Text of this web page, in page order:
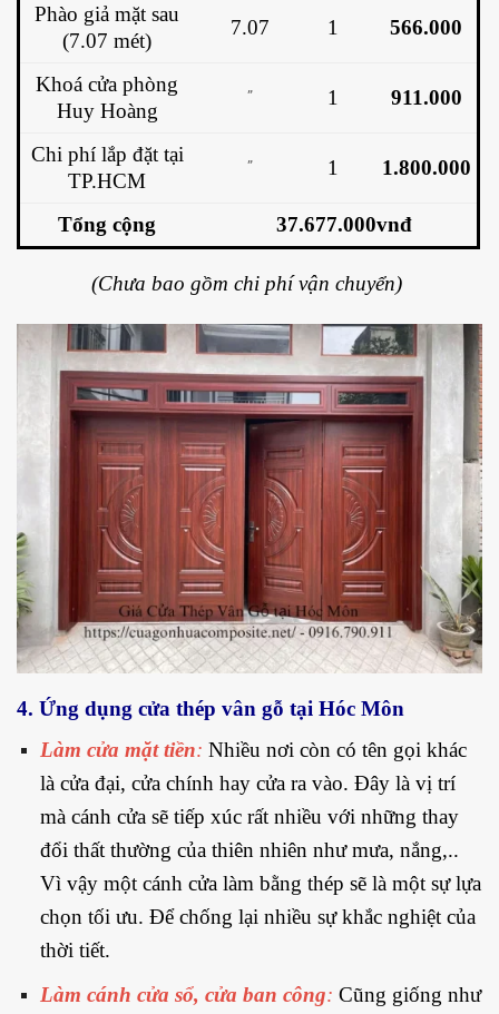
Phào giả mặt sau
(7.07 mét)
7.07 1 566.000
Khoá cửa phòng
Huy Hoàng
” 1 911.000
Chi phí lắp đặt tại
TP.HCM
” 1 1.800.000
Tổng cộng 37.677.000vnđ
(Chưa bao gồm chi phí vận chuyển)
4. Ứng dụng cửa thép vân gỗ tại Hóc Môn
Làm cửa mặt tiền: Nhiều nơi còn có tên gọi khác
là cửa đại, cửa chính hay cửa ra vào. Đây là vị trí
mà cánh cửa sẽ tiếp xúc rất nhiều với những thay
đổi thất thường của thiên nhiên như mưa, nắng,..
Vì vậy một cánh cửa làm bằng thép sẽ là một sự lựa
chọn tối ưu. Để chống lại nhiều sự khắc nghiệt của
thời tiết.
Làm cánh cửa sổ, cửa ban công: Cũng giống như